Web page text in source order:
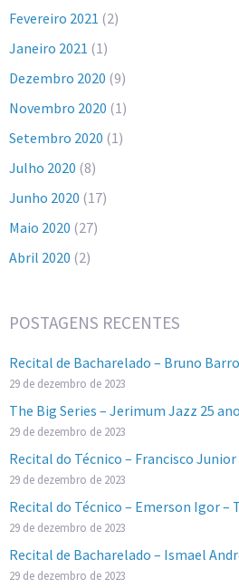
Fevereiro 2021 (2)
Janeiro 2021 (1)
Dezembro 2020 (9)
Novembro 2020 (1)
Setembro 2020 (1)
Julho 2020 (8)
Junho 2020 (17)
Maio 2020 (27)
Abril 2020 (2)
POSTAGENS RECENTES
Recital de Bacharelado – Bruno
29 de dezembro de 2023
The Big Series – Jerimum Jazz 25
29 de dezembro de 2023
Recital do Técnico – Francisco
29 de dezembro de 2023
Recital do Técnico – Emerson Igor –
29 de dezembro de 2023
Recital de Bacharelado – Ismael
29 de dezembro de 2023